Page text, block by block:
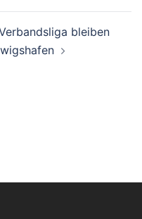
bleiben